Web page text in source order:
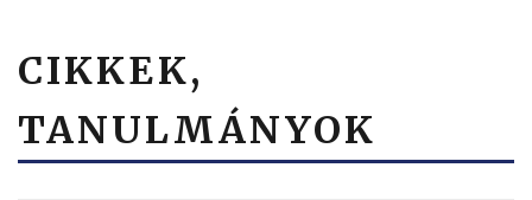
CIKKEK,
TANULMÁNYOK